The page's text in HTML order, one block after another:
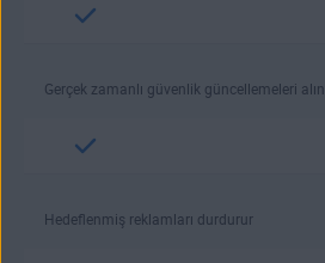
Gerçek zamanlı güvenlik güncellemeleri alın
Hedeflenmiş reklamları durdurur